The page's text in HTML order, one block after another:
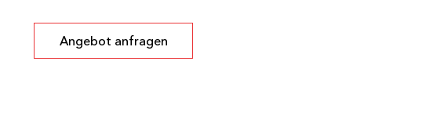
Angebot anfragen